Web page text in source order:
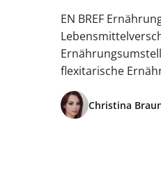
EN BREF
flexitarische
Christina